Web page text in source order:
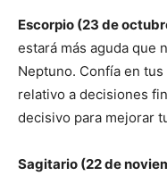
Escorpio (23 de
estará más aguda que
Neptuno. Confía en
relativo a decisiones
decisivo para mejorar
Sagitario (22 de